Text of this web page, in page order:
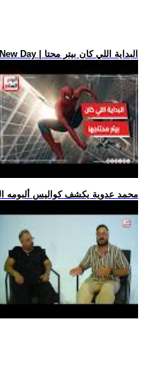
.. فيلم Spider-Man: Brand New Day | البداية اللي كان بيتر محتا
.. محمد عدوية يكشف كواليس ألبومه